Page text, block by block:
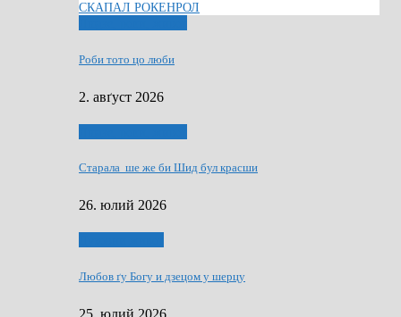
СКАПАЛ РОКЕНРОЛ
Роби тото цо люби
2. авґуст 2026
Старала ше же би Шид бул красши
26. юлий 2026
Любов ґу Богу и дзецом у шерцу
25. юлий 2026